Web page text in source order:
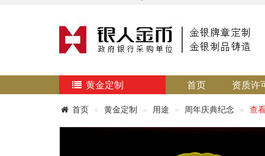
黄金定制 首页 资质许
首页 黄金定制 用途 周年庆典纪念 查